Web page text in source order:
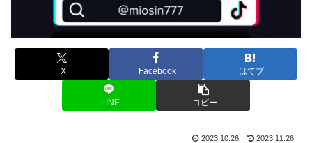
X Facebook はてブ
LINE コピー
2023.10.26 2023.11.26